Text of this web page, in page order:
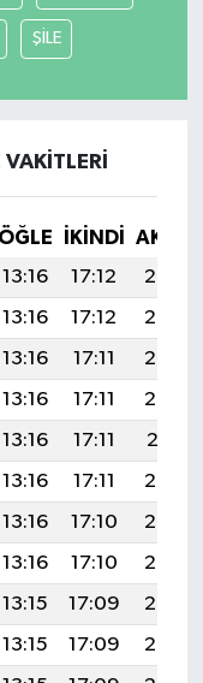
ŞİLE
ÖĞLE İKINDI
13:16 17:12
20:35
13:16 17:12
20:34
13:16 17:11
20:33
13:16 17:11
20:32
13:16 17:11
20:31
13:16 17:11
20:30
13:16 17:10
20:29
13:16 17:10
20:28
13:15 17:09
20:27
13:15 17:09
20:26